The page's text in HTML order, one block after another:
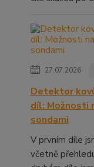
27.07.2026
Detektor
díl: Možnosti
sondami
V prvním díle
včetně